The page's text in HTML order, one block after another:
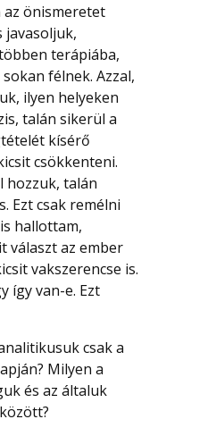
az önismeretet
javasoljuk,
terápiába,
félnek. Azzal,
ilyen helyeken
talán sikerül a
kísérő
csökkenteni.
hozzuk, talán
Ezt csak remélni
hallottam,
választ az ember
vakszerencse is.
így van-e. Ezt
csak a
Milyen a
és az általuk